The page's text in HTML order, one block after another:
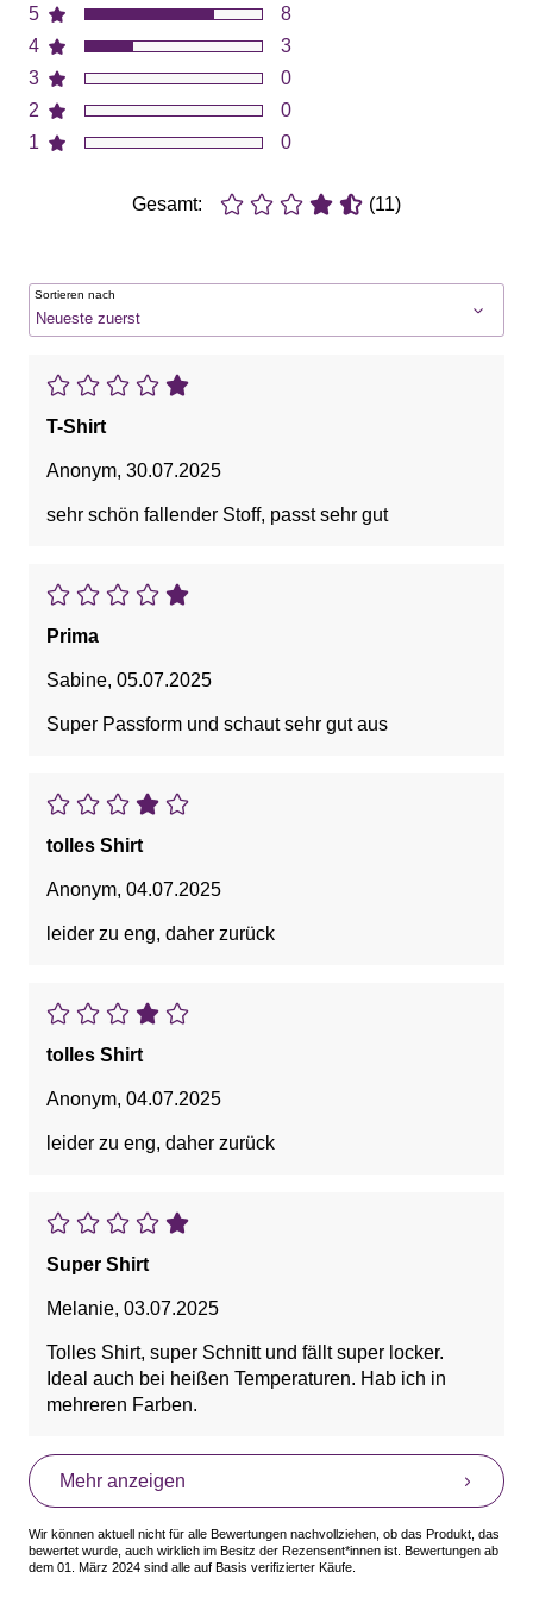
5
4
3
2
1
8
3
0
0
0
Gesamt: (11)
Sortieren nach
T-Shirt
Anonym, 30.07.2025
sehr schön fallender Stoff, passt sehr gut
Prima
Sabine, 05.07.2025
Super Passform und schaut sehr gut aus
tolles Shirt
Anonym, 04.07.2025
leider zu eng, daher zurück
tolles Shirt
Anonym, 04.07.2025
leider zu eng, daher zurück
Super Shirt
Melanie, 03.07.2025
Tolles Shirt, super Schnitt und fällt super locker.
Ideal auch bei heißen Temperaturen. Hab ich in
mehreren Farben.
Mehr anzeigen
Wir können aktuell nicht für alle Bewertungen nachvollziehen, ob das Produkt, das
bewertet wurde, auch wirklich im Besitz der Rezensent*innen ist. Bewertungen ab
dem 01. März 2024 sind alle auf Basis verifizierter Käufe.